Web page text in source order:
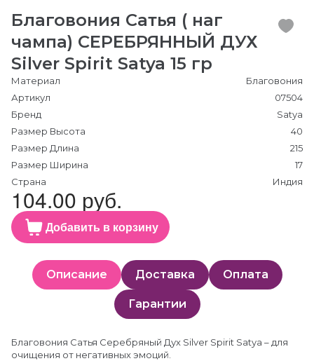
Благовония Сатья ( наг
чампа) СЕРЕБРЯННЫЙ ДУХ
Silver Spirit Satya 15 гр
Материал
Благовония
Артикул
07504
Бренд
Satya
Размер Высота
40
Размер Длина
215
Размер Ширина
17
Страна
Индия
104.00 руб.
Добавить в корзину
Описание Доставка Оплата
Гарантии
Благовония Сатья Серебряный Дух Silver Spirit Satya – для
очищения от негативных эмоций.